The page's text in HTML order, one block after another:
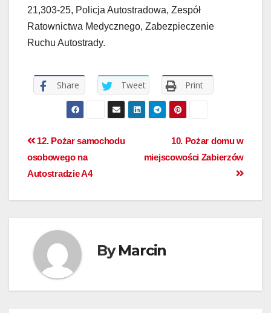
21,303-25, Policja Autostradowa, Zespół
Ratownictwa Medycznego, Zabezpieczenie
Ruchu Autostrady.
Share Tweet Print
10. Pożar domu w
miejscowości Zabierzów
12. Pożar samochodu
osobowego na
Autostradzie A4
ByMarcin